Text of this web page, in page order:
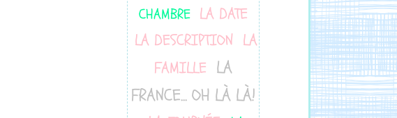
CHAMBRE LA DATE
LA DESCRIPTION LA
FAMILLE LA
FRANCE... OH LÀ LÀ!